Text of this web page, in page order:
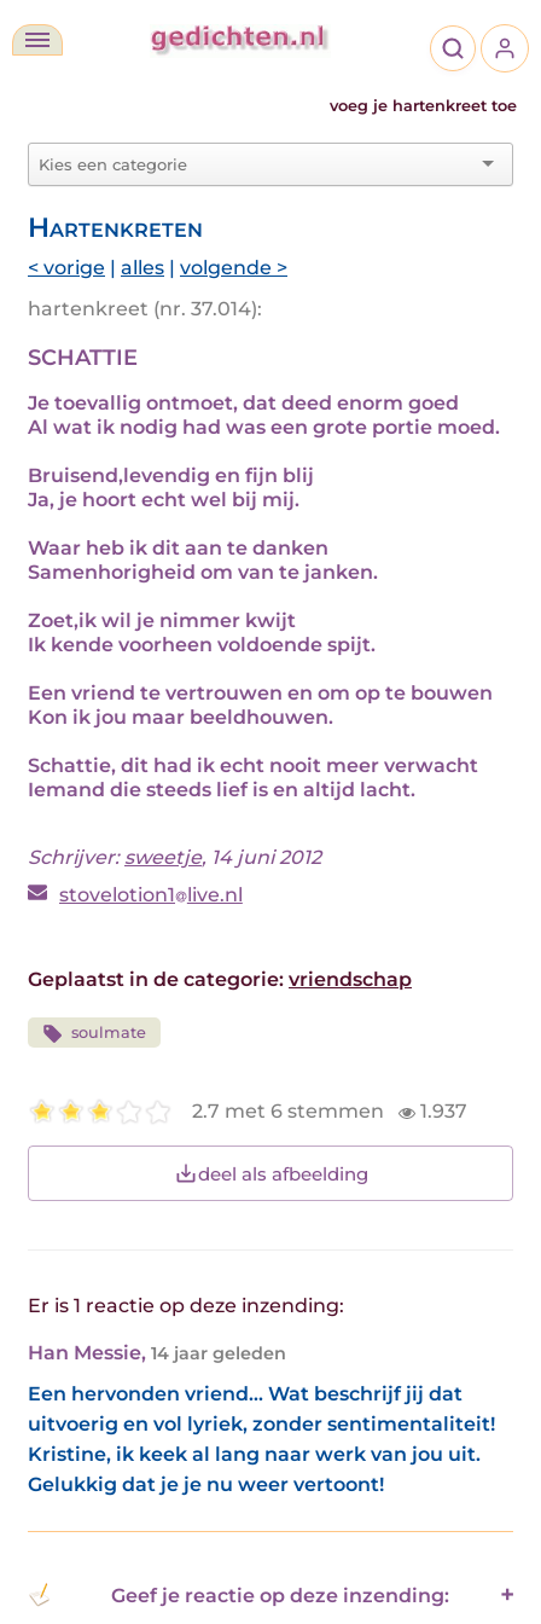
voeg je hartenkreet toe
Hartenkreten
< vorige | alles | volgende >
hartenkreet (nr. 37.014):
SCHATTIE
Je toevallig ontmoet, dat deed enorm goed
Al wat ik nodig had was een grote portie moed.
Bruisend,levendig en fijn blij
Ja, je hoort echt wel bij mij.
Waar heb ik dit aan te danken
Samenhorigheid om van te janken.
Zoet,ik wil je nimmer kwijt
Ik kende voorheen voldoende spijt.
Een vriend te vertrouwen en om op te bouwen
Kon ik jou maar beeldhouwen.
Schattie, dit had ik echt nooit meer verwacht
Iemand die steeds lief is en altijd lacht.
Schrijver: sweetje, 14 juni 2012
stovelotion1 live.nl
Geplaatst in de categorie: vriendschap
soulmate
2.7 met 6 stemmen 1.937
deel als afbeelding
Er is 1 reactie op deze inzending:
Han Messie, 14 jaar geleden
Een hervonden vriend... Wat beschrijf jij dat
uitvoerig en vol lyriek, zonder sentimentaliteit!
Kristine, ik keek al lang naar werk van jou uit.
Gelukkig dat je je nu weer vertoont!
Geef je reactie op deze inzending: